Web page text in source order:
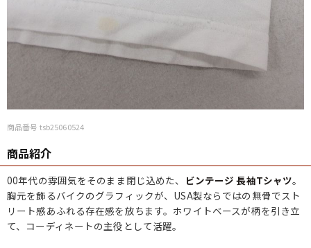
商品番号 tsb25060524
商品紹介
00年代の雰囲気をそのまま閉じ込めた、 ビンテージ 長袖Tシャツ。
胸元を飾るバイクのグラフィックが、USA製ならではの無骨でスト
リート感あふれる存在感を放ちます。ホワイトベースが柄を引き立
て、コーディネートの主役として活躍。